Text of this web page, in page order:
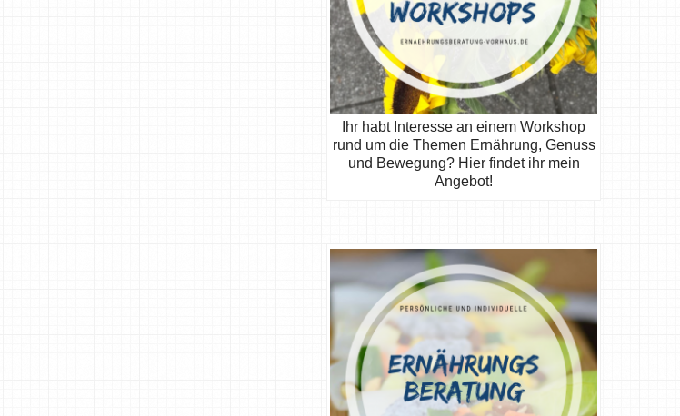
Ihr habt Interesse an einem Workshop
rund um die Themen Ernährung, Genuss
und Bewegung? Hier findet ihr mein
Angebot!